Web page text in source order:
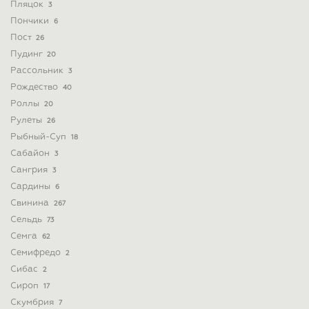
Пляцок 3
Пончики 6
Пост 26
Пудинг 20
Рассольник 3
Рождество 40
Роллы 20
Рулеты 26
Рыбный-Суп 18
Сабайон 3
Сангрия 3
Сардины 6
Свинина 267
Сельдь 73
Семга 62
Семифредо 2
Сибас 2
Сироп 17
Скумбрия 7